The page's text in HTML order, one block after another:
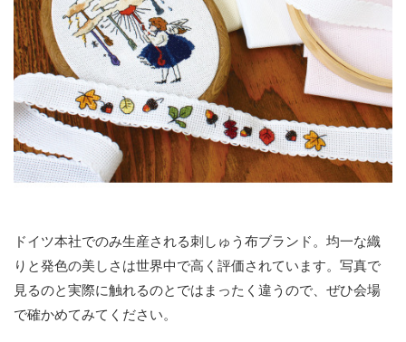
ドイツ本社でのみ生産される刺しゅう布ブランド。均一な織
りと発色の美しさは世界中で高く評価されています。写真で
見るのと実際に触れるのとではまったく違うので、ぜひ会場
で確かめてみてください。